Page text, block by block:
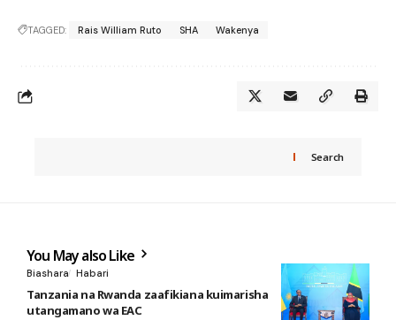
TAGGED: Rais William Ruto SHA Wakenya
Search
You May also Like
Biashara Habari
Tanzania na Rwanda zaafikiana kuimarisha
utangamano wa EAC